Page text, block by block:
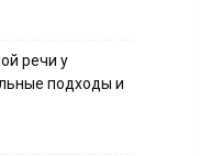
речи у
подходы и